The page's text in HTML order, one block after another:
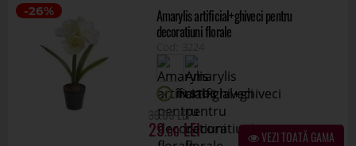
-26%
Amarylis artificial+ghiveci pentru
decoratiuni florale
3224
ÎN STOC
39.00
29.00 VEZI TOATĂ GAMA